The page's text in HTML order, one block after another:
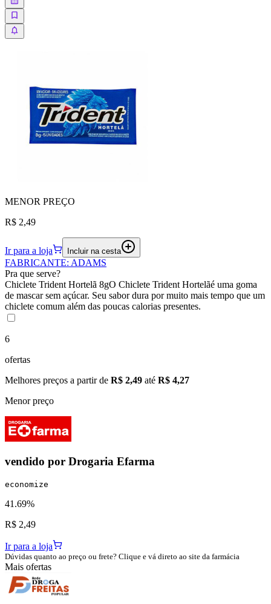
MENOR PREÇO
R$ 2,49
Ir para a loja Incluir na cesta
FABRICANTE: ADAMS
Pra que serve?
Chiclete Trident Hortelã 8gO Chiclete Trident Hortelãé uma goma
de mascar sem açúcar. Seu sabor dura por muito mais tempo que um
chiclete comum além das poucas calorias presentes.
6
ofertas
Melhores preços a partir de R$ 2,49 até R$ 4,27
Menor preço
vendido por Drogaria Efarma
economize
41.69%
R$ 2,49
Ir para a loja
Dúvidas quanto ao preço ou frete? Clique e vá direto ao site da farmácia
Mais ofertas